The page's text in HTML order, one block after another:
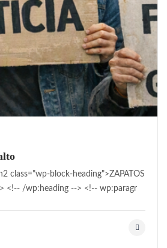
class="wp-block-heading">ZAPATOS
<!-- /wp:heading --> <!-- wp:paragr